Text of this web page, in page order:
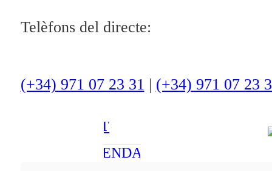
Telèfons del directe:
(+34) 971 07 23 31 | (+34) 971 07 23
OCI
AMBIENT
AGENDA